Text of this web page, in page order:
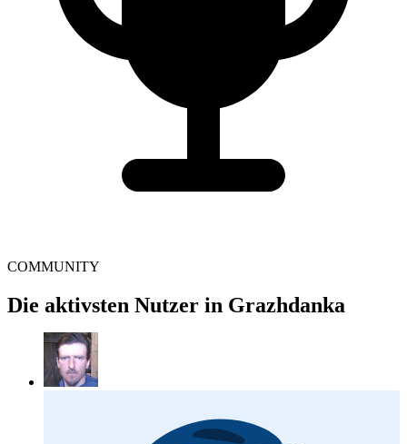
COMMUNITY
Die aktivsten Nutzer in Grazhdanka